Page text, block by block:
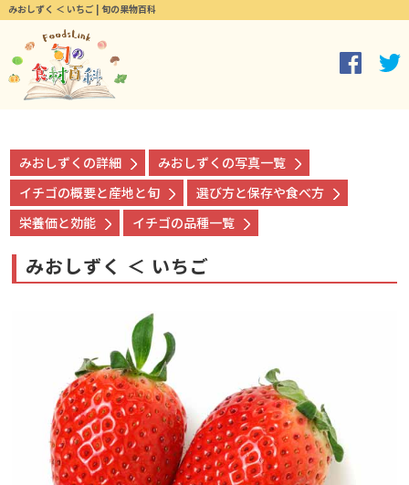
みおしずく ＜ いちご | 旬の果物百科
みおしずくの詳細
みおしずくの写真一覧
イチゴの概要と産地と旬
選び方と保存や食べ方
栄養価と効能
イチゴの品種一覧
みおしずく ＜ いちご